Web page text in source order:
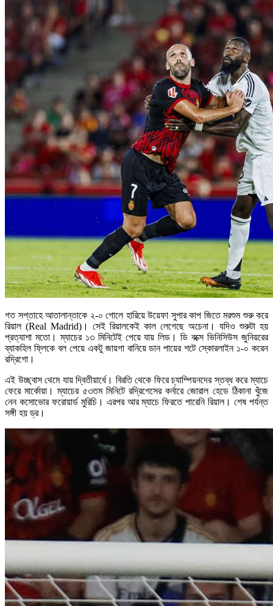
গত সপ্তাহে আতালান্তাকে ২-০ গোলে হারিয়ে উয়েফা সুপার কাপ জিতে মরশুম শুরু করে
রিয়াল (Real Madrid)। সেই রিয়ালকেই কাল লেগেছে অচেনা। যদিও শুরুটা হয়
প্রত্যাশা মতো। ম্যাচের ১৩ মিনিটেই পেয়ে যায় লিড। ডি বক্সে ভিনিসিউস জুনিয়রের
ব্যাকহিল ফ্লিকে বল পেয়ে একটু জায়গা বানিয়ে ডান পায়ের শটে স্কোরলাইন ১-০ করেন
রদ্রিগো।
এই উচ্ছ্বাস থেমে যায় দ্বিতীয়ার্ধে। বিরতি থেকে ফিরে চ্যাম্পিয়নদের স্তব্ধ করে ম্যাচে
ফেরে মার্কোয়া। ম্যাচের ৫৩তম মিনিটে রদ্রিগেসের কর্নারে জোরাল হেডে ঠিকানা খুঁজে
নেন কসোভোর ফরোয়ার্ড মুরিচি। এরপর আর ম্যাচে ফিরতে পারেনি রিয়াল। শেষ পর্যন্ত
সঙ্গী হয় ড্র।